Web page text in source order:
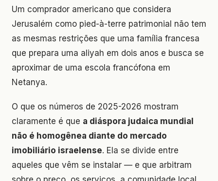
Um comprador americano que considera
Jerusalém como pied-à-terre patrimonial não tem
as mesmas restrições que uma família francesa
que prepara uma aliyah em dois anos e busca se
aproximar de uma escola francófona em
Netanya.
O que os números de 2025-2026 mostram
claramente é que a diáspora judaica mundial
não é homogênea diante do mercado
imobiliário israelense. Ela se divide entre
aqueles que vêm se instalar — e que arbitram